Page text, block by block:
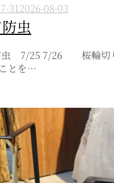
312026-08-03
虫
25 7/26 桜輪切り三
とを…